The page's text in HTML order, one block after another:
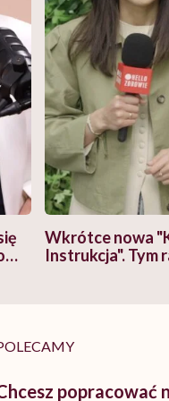
Wkrótce nowa
Instrukcja". Tym
popracować